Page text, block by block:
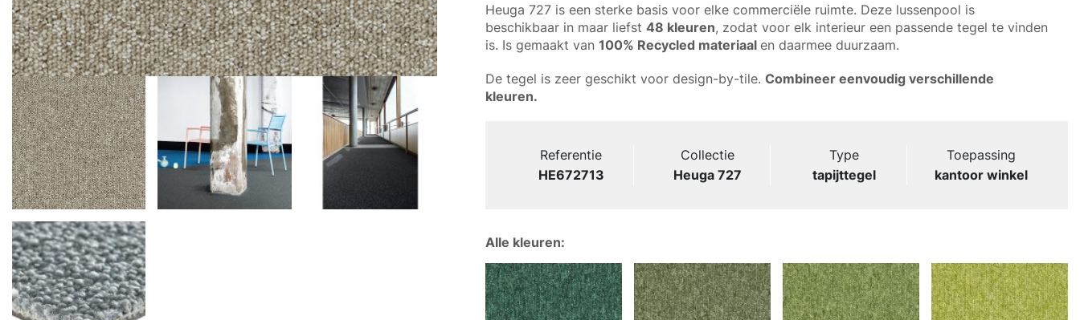
Heuga 727 is een sterke basis voor elke commerciële ruimte. Deze lussenpool is
beschikbaar in maar liefst 48 kleuren, zodat voor elk interieur een passende tegel te vinden
is. Is gemaakt van 100% Recycled materiaal en daarmee duurzaam.
De tegel is zeer geschikt voor design-by-tile. Combineer eenvoudig verschillende
kleuren.
Referentie
HE672713
Collectie
Heuga 727
Type
tapijttegel
Toepassing
kantoor winkel
Alle kleuren: